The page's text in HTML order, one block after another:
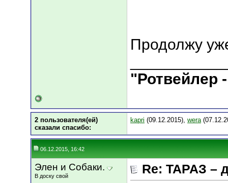
Продолжу
"Ротвейлер
2 пользователя(ей)
сказали cпасибо:
kapri (09.12.2015), wera
06.12.2015, 16:42
Элен и Собаки.
В доску свой Re: ТАРАЗ –